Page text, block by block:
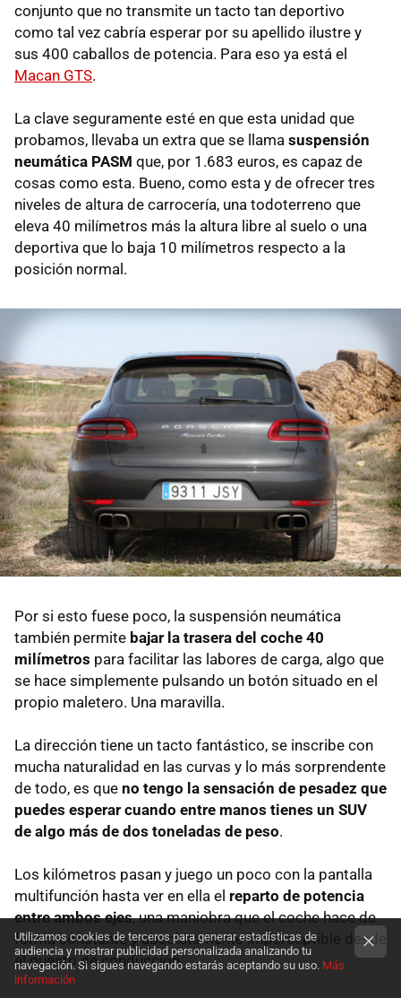
conjunto que no transmite un tacto tan deportivo
como tal vez cabría esperar por su apellido ilustre y
sus 400 caballos de potencia. Para eso ya está el
Macan GTS.
La clave seguramente esté en que esta unidad que
probamos, llevaba un extra que se llama suspensión
neumática PASM que, por 1.683 euros, es capaz de
cosas como esta. Bueno, como esta y de ofrecer tres
niveles de altura de carrocería, una todoterreno que
eleva 40 milímetros más la altura libre al suelo o una
deportiva que lo baja 10 milímetros respecto a la
posición normal.
Por si esto fuese poco, la suspensión neumática
también permite bajar la trasera del coche 40
milímetros para facilitar las labores de carga, algo que
se hace simplemente pulsando un botón situado en el
propio maletero. Una maravilla.
La dirección tiene un tacto fantástico, se inscribe con
mucha naturalidad en las curvas y lo más sorprendente
de todo, es que no tengo la sensación de pesadez que
puedes esperar cuando entre manos tienes un SUV
de algo más de dos toneladas de peso.
Los kilómetros pasan y juego un poco con la pantalla
multifunción hasta ver en ella el reparto de potencia
entre ambos ejes, una maniobra que el coche hace de
forma constante y absolutamente imperceptible desde
el puesto de conducción.
Utilizamos cookies de terceros para generar estadísticas de
audiencia y mostrar publicidad personalizada analizando tu
navegación. Si sigues navegando estarás aceptando su uso. Más
información